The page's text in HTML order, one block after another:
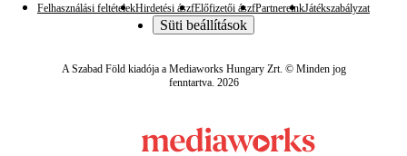
Felhasználási feltételekHirdetési ászfElőfizetői ászfPartnereinkJátékszabályzat
Süti beállítások
A Szabad Föld kiadója a Mediaworks Hungary Zrt. © Minden jog
fenntartva. 2026